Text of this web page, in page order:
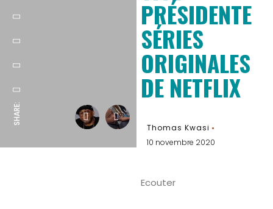
SHARE:
PRÉSIDENTE
SÉRIES
ORIGINALES
DE NETFLIX
Thomas Kwasi
10 novembre 2020
Ecouter